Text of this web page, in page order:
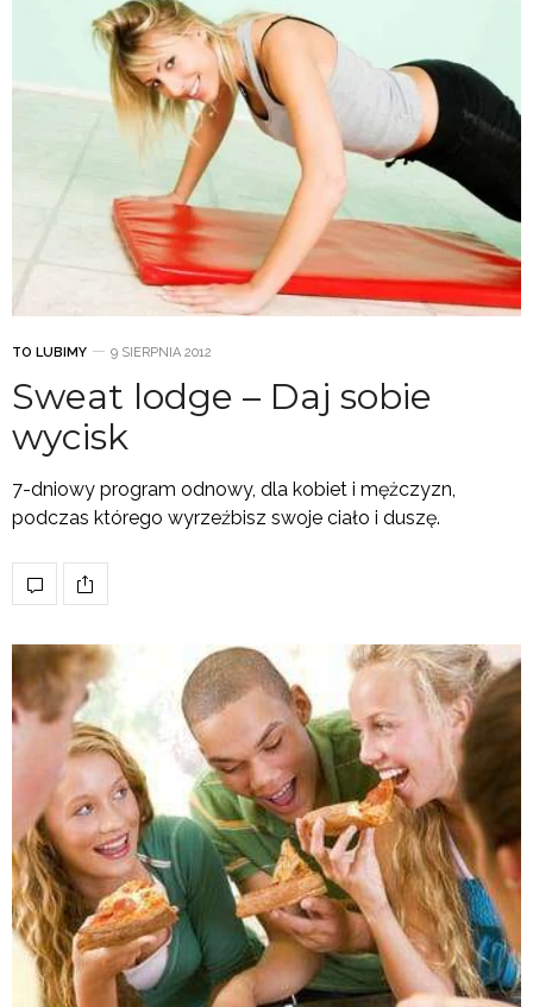
TO LUBIMY 9 SIERPNIA 2012
Sweat lodge – Daj sobie
wycisk
7-dniowy program odnowy, dla kobiet i mężczyzn,
podczas którego wyrzeźbisz swoje ciało i duszę.